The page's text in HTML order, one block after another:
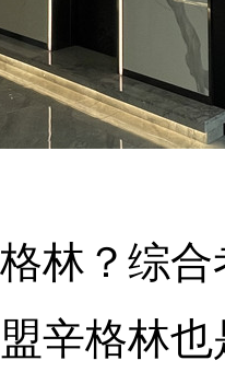
林？综
辛格林